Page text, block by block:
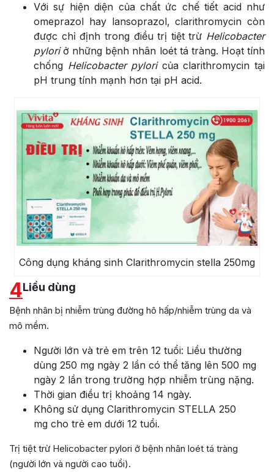
Với sự hiện diện của chất ức chế tiết acid như
omeprazol hay lansoprazol, clarithromycin còn
được chỉ định trong điều trị tiệt trừ Helicobacter
pyloriở những bệnh nhân loét tá tràng. Hoạt tính
chống Helicobacter pyloricủa clarithromycin tại
pH trung tính mạnh hơn tại pH acid.
Công dụng kháng sinh Clarithromycin stella 250mg
4Liều dùng
Bệnh nhân bị nhiễm trùng đường hô hấp/nhiễm trùng da và
mô mềm.
Người lớn và trẻ em trên 12 tuổi: Liều thường
dùng 250 mg ngày 2 lần có thể tăng lên 500 mg
ngày 2 lần trong trường hợp nhiễm trùng nặng.
Thời gian điều trị khoảng 14 ngày.
Không sử dụng Clarithromycin STELLA 250
mg cho trẻ em dưới 12 tuổi.
Trị tiệt trừ Helicobacter pylori ở bệnh nhân loét tá tràng
(người lớn và người cao tuổi).